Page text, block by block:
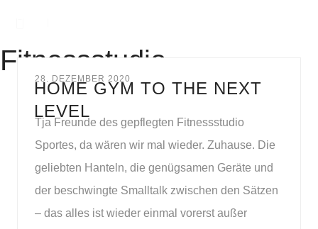
Fitnessstudio
28. DEZEMBER 2020
HOME GYM TO THE NEXT
LEVEL
Tja Freunde des gepflegten Fitnessstudio
Sportes, da wären wir mal wieder. Zuhause. Die
geliebten Hanteln, die genügsamen Geräte und
der beschwingte Smalltalk zwischen den Sätzen
– das alles ist wieder einmal vorerst außer